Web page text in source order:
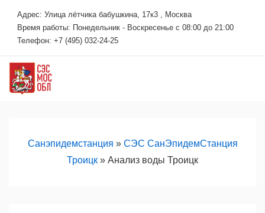
Перейти
содержимому
Адрес: Улица лётчика бабушкина, 17к3 , Москва
Время работы: Понедельник - Воскресенье с 08:00 до 21:00
Телефон: +7 (495) 032-24-25
Санэпидемстанция » СЭС СанЭпидемСтанция
Троицк » Анализ воды Троицк